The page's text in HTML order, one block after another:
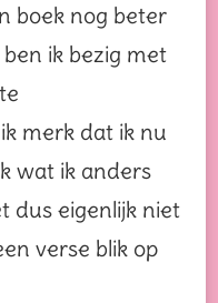
boek nog beter
ik bezig met
merk dat ik nu
wat ik anders
dus eigenlijk niet
verse blik op